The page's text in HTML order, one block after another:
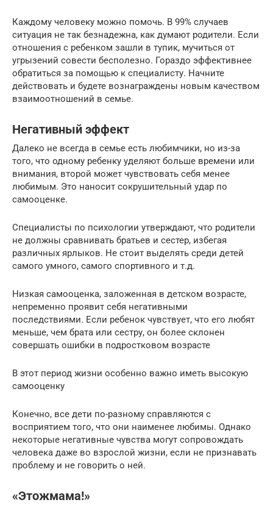
Каждому человеку можно помочь. В 99% случаев
ситуация не так безнадежна, как думают родители. Если
отношения с ребенком зашли в тупик, мучиться от
угрызений совести бесполезно. Гораздо эффективнее
обратиться за помощью к специалисту. Начните
действовать и будете вознаграждены новым качеством
взаимоотношений в семье.
Негативный эффект
Далеко не всегда в семье есть любимчики, но из-за
того, что одному ребенку уделяют больше времени или
внимания, второй может чувствовать себя менее
любимым. Это наносит сокрушительный удар по
самооценке.
Специалисты по психологии утверждают, что родители
не должны сравнивать братьев и сестер, избегая
различных ярлыков. Не стоит выделять среди детей
самого умного, самого спортивного и т.д.
Низкая самооценка, заложенная в детском возрасте,
непременно проявит себя негативными
последствиями. Если ребенок чувствует, что его любят
меньше, чем брата или сестру, он более склонен
совершать ошибки в подростковом возрасте
В этот период жизни особенно важно иметь высокую
самооценку
Конечно, все дети по-разному справляются с
восприятием того, что они наименее любимы. Однако
некоторые негативные чувства могут сопровождать
человека даже во взрослой жизни, если не признавать
проблему и не говорить о ней.
«Этожмама!»